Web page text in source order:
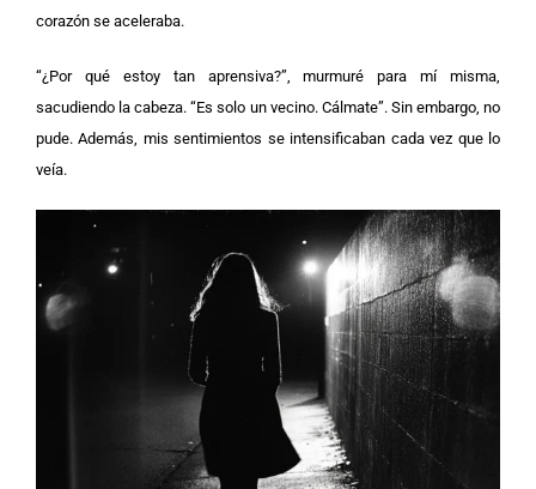
corazón se aceleraba.
“¿Por qué estoy tan aprensiva?”, murmuré para mí misma,
sacudiendo la cabeza. “Es solo un vecino. Cálmate”. Sin embargo, no
pude. Además, mis sentimientos se intensificaban cada vez que lo
veía.